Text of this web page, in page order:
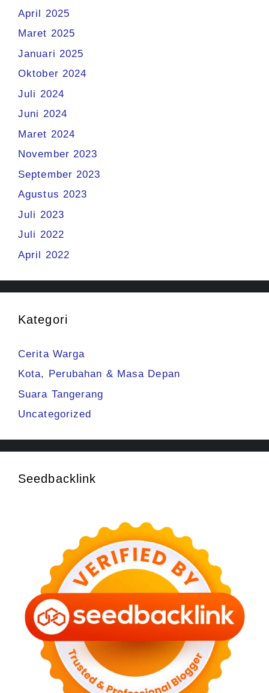
April 2025
Maret 2025
Januari 2025
Oktober 2024
Juli 2024
Juni 2024
Maret 2024
November 2023
September 2023
Agustus 2023
Juli 2023
Juli 2022
April 2022
Kategori
Cerita Warga
Kota, Perubahan & Masa Depan
Suara Tangerang
Uncategorized
Seedbacklink